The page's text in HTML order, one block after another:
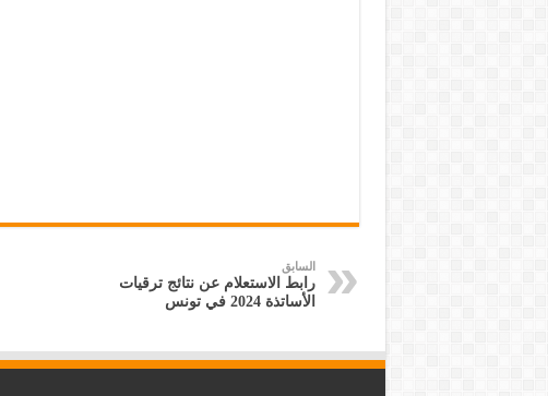
السابق
رابط الاستعلام عن نتائج ترقيات
الأساتذة 2024 في تونس